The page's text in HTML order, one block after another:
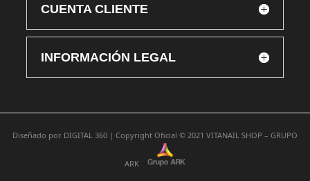
CUENTA CLIENTE
INFORMACIÓN LEGAL
Diseñado por DIGITAL 360 | Copyright Oficial © 2021 VITANAIL SHOP – GRUPO
ARK